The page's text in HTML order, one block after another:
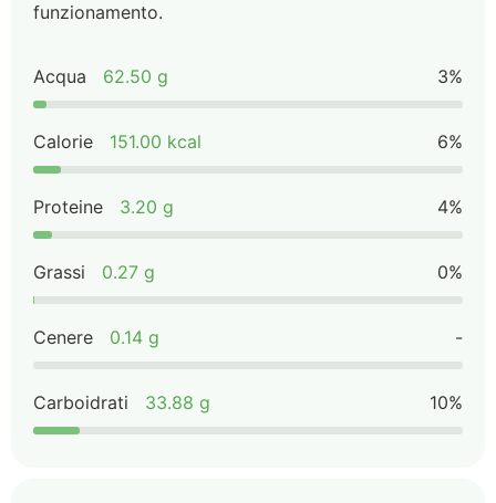
funzionamento.
Acqua 62.50 g 3%
Calorie 151.00 kcal 6%
Proteine 3.20 g 4%
Grassi 0.27 g 0%
Cenere 0.14 g -
Carboidrati 33.88 g 10%